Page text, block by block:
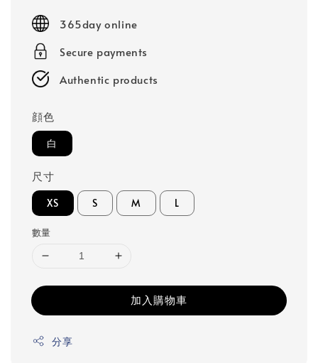
365day online
Secure payments
Authentic products
顔色
白
尺寸
XS S M L
數量
加入購物車
分享